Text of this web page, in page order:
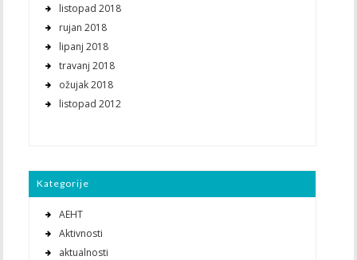
listopad 2018
rujan 2018
lipanj 2018
travanj 2018
ožujak 2018
listopad 2012
Kategorije
AEHT
Aktivnosti
aktualnosti